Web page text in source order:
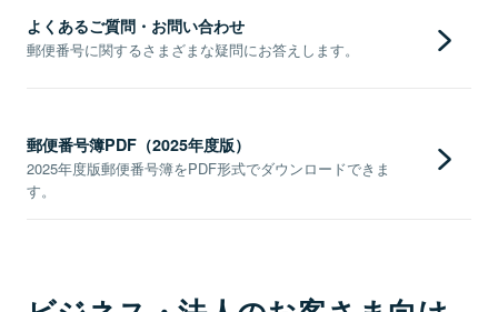
よくあるご質問・お問い合わせ
郵便番号に関するさまざまな疑問にお答えします。
郵便番号簿PDF（2025年度版）
2025年度版郵便番号簿をPDF形式でダウンロードできま
す。